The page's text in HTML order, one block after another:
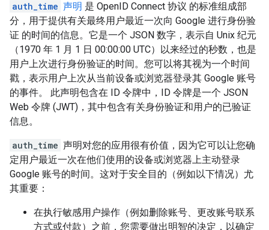
auth_time 声明 是 OpenID Connect 协议 的标准组成部
分，用于提供有关最终用户最近一次向 Google 进行身份验
证 的时间的信息。它是一个 JSON 数字，表示自 Unix 纪元
（1970 年 1 月 1 日 00:00:00 UTC）以来经过的秒数，也是
用户上次进行身份验证的时间。您可以将其视为一个时间
戳，表示用户上次从当前设备或浏览器登录其 Google 账号
的事件。 此声明包含在 ID 令牌中，ID 令牌是一个 JSON
Web 令牌 (JWT)，其中包含有关身份验证和用户的已验证
信息。
auth_time 声明对您的应用很有价值，因为它可以让您确
定用户最近一次在他们使用的设备或浏览器上主动登录
Google 账号的时间。这对于安全目的（例如以下情况）尤
其重要：
在执行敏感用户操作（例如删除账号、更改账号联系
方式或付款）之前，您需要做出明智的决定，以确定